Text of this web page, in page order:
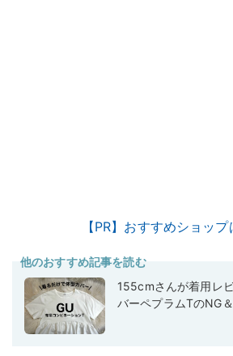
【PR】おすすめショッ
他のおすすめ記事を読む
155cmさんが着用レ
バーペプラムTのNG